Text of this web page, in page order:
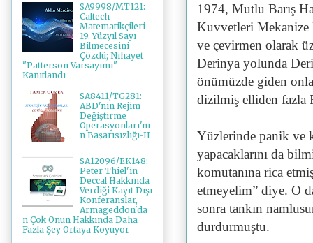
1974, Mutlu Barış
Kuvvetleri Mekanize
ve çevirmen olarak
Derinya yolunda
önümüzde giden
dizilmiş elliden fazla
Yüzlerinde panik ve
yapacaklarını da
komutanına rica
etmeyelim” diye. O
sonra tankın
durdurmuştu.
SA9998/MT121:
Caltech
Matematikçileri
19. Yüzyıl Sayı
Bilmecesini
Çözdü; Nihayet
"Patterson Varsayımı"
Kanıtlandı
SA8411/TG281:
ABD'nin Rejim
Değiştirme
Operasyonları'nı
n Başarısızlığı-II
SA12096/EK148:
Peter Thiel'in
Deccal Hakkında
Verdiği Kayıt Dışı
Konferanslar,
Armageddon'da
n Çok Onun Hakkında Daha
Fazla Şey Ortaya Koyuyor